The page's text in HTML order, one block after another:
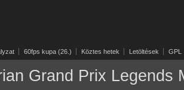
60fps kupa (26.) Köztes hetek Letöltések GPL
Grand Prix Legends